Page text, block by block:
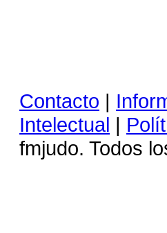
Contacto |
Intelectual |
fmjudo.